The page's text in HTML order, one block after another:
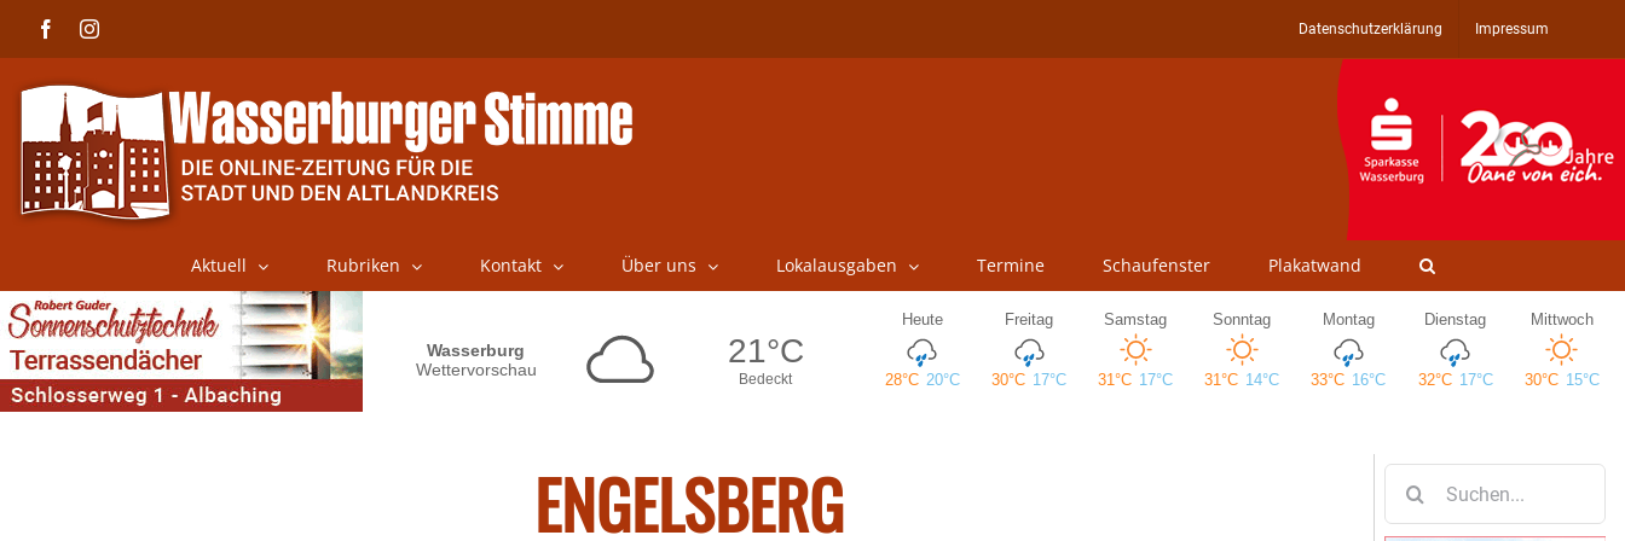
FacebookInstagram Datenschutzerklärung Impressum
Aktuell Rubriken Kontakt Über uns Lokalausgaben Termine Schaufenster Plakatwand
ENGELSBERG
nach: